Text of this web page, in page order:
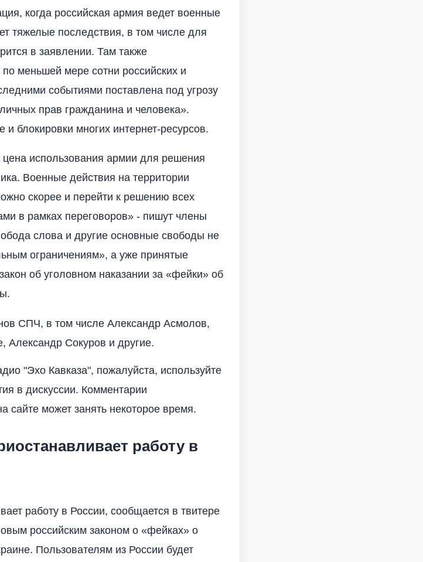
когда российская армия ведет военные
тяжелые последствия, в том числе для
в заявлении. Там также
меньшей мере сотни российских и
событиями поставлена под угрозу
прав гражданина и человека».
блокировки многих интернет-ресурсов.
использования армии для решения
Военные действия на территории
скорее и перейти к решению всех
в рамках переговоров» - пишут члены
слова и другие основные свободы не
ограничениям», а уже принятые
об уголовном наказании за «фейки» об
СПЧ, в том числе Александр Асмолов,
Александр Сокуров и другие.
"Эхо Кавказа", пожалуйста, используйте
в дискуссии. Комментарии
сайте может занять некоторое время.
работу в
работу в России, сообщается в твитере
российским законом о «фейках» о
Пользователям из России будет